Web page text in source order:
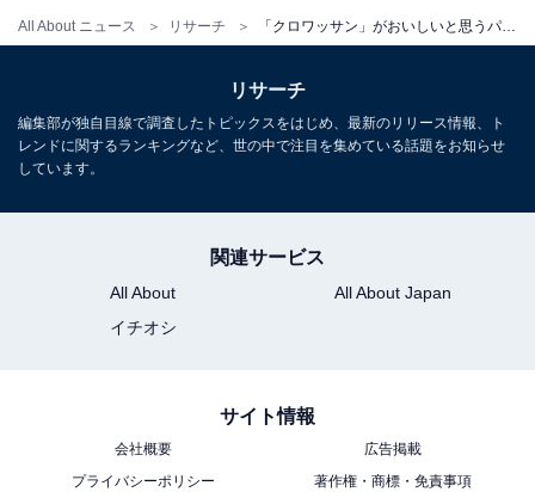
All About ニュース リサーチ
ク”という声が多数集まりました。
しい（30歳女性／兵庫県）」「ミニクロワッサンが好き
でよく量り売りで購入します。サクッとしていてバター
のかおりがふんわりとするのでいくつでも食べられます
（42歳女性／大阪府）」「とにかく小さなクロワッサン
＞8位までの全ランキング結果を見る
リサーチ
編集部が独自目線で調査したトピックスをはじめ、最新のリリース情報、ト
レンドに関するランキングなど、世の中で注目を集めている話題をお知らせ
しています。
関連サービス
All About
All About Japan
イチオシ
サイト情報
会社概要
広告掲載
プライバシーポリシー
著作権・商標・免責事項